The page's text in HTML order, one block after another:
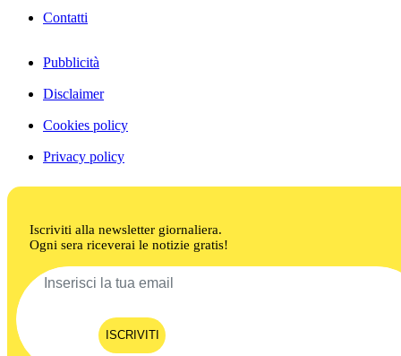
Contatti
Pubblicità
Disclaimer
Cookies policy
Privacy policy
Iscriviti alla newsletter giornaliera.
Ogni sera riceverai le notizie gratis!
ISCRIVITI